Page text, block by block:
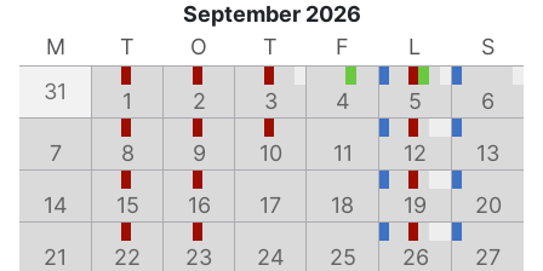
September 2026
M
T O T F L
S
31
1 2 3 4 5 6
7 8 9 10 11 12 13
14 15 16 17 18 19 20
21 22 23 24 25 26 27